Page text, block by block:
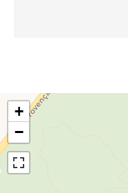
+
−